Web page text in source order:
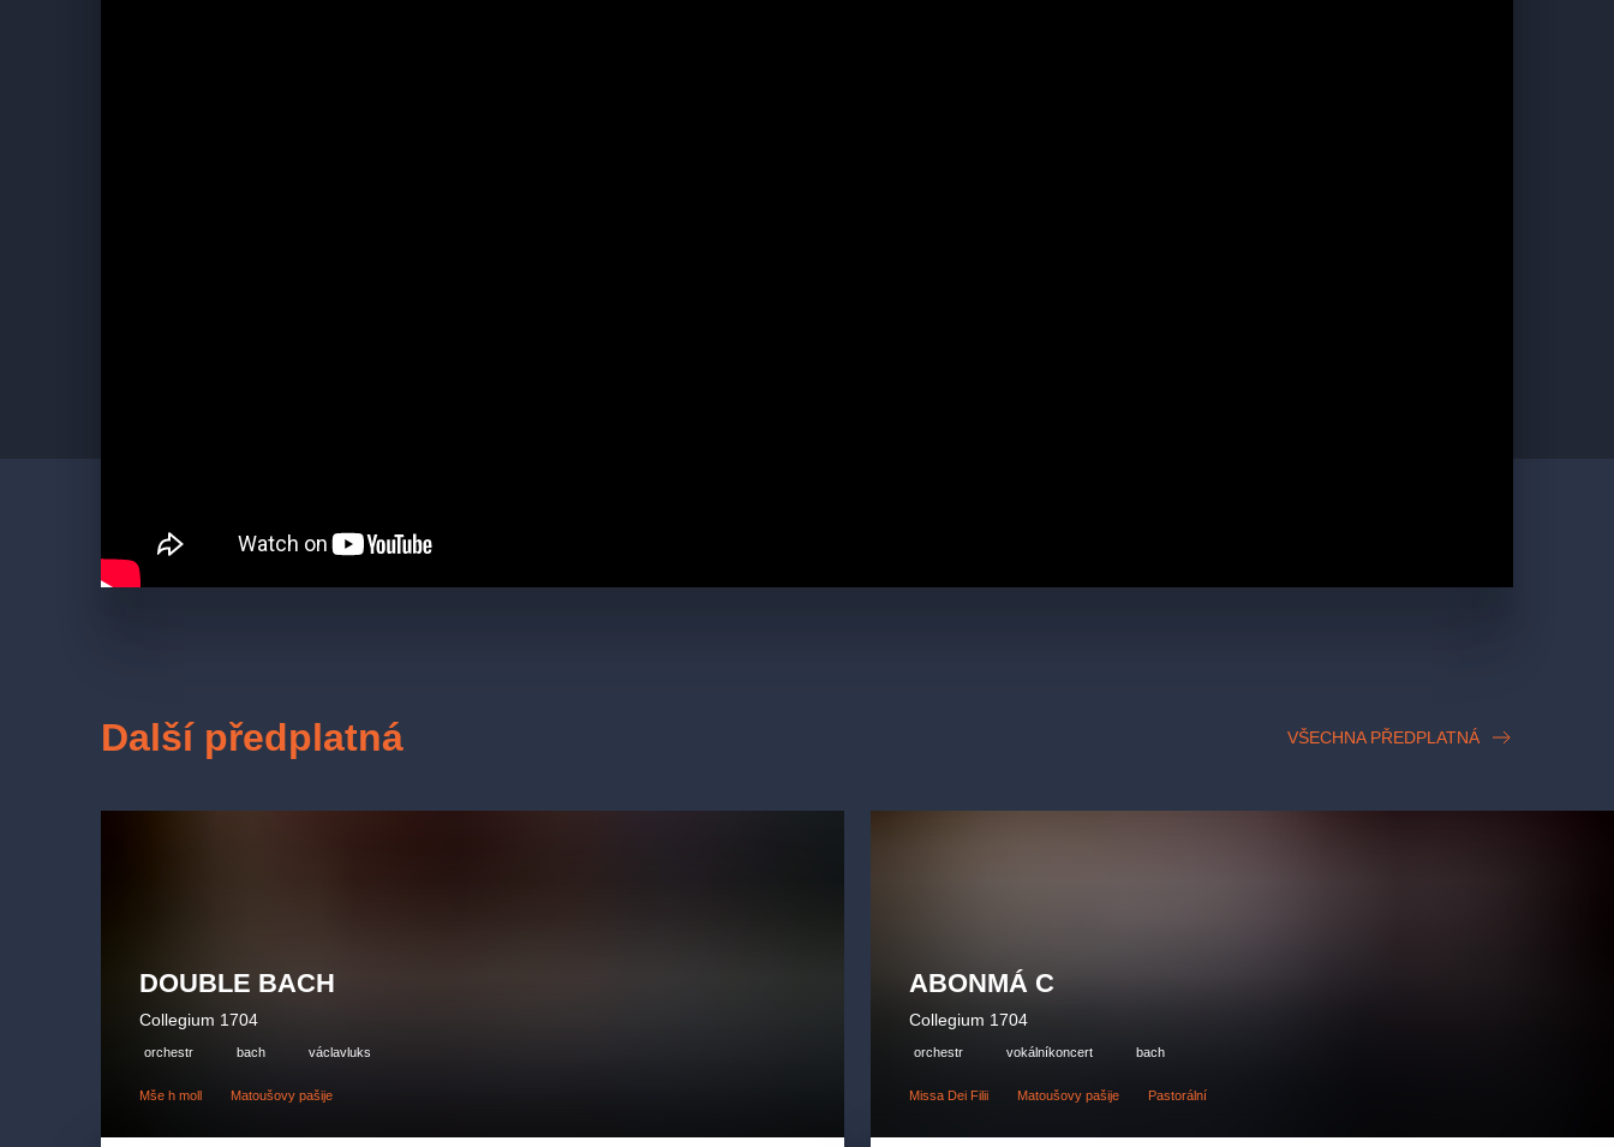
Další předplatná VŠECHNA PŘEDPLATNÁ
DOUBLE BACH
Collegium 1704
orchestr bach václavluks
Mše h moll Matoušovy pašije
ABONMÁ C
Collegium 1704
orchestr vokálníkoncert bach
Missa Dei Filii Matoušovy pašije Pastorální